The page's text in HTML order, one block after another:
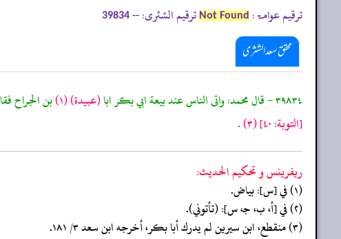
ترقیم عوامۃ: Not Found ترقیم الشثری: --
39834
محقق سعد الشثری
٣٩٨٣٤ - قال محمد: واتى الناس عند بيعة ابي بكر ابا (عبيدة)(١) بن الجراح
[التوبة: ٤٠]
(٣) .
ريفرينس و تحكيم الحدیث:
(١) في [س]: بياض.
(٢) في [أ، ب، جـ، س]: (تأتوني).
(٣) منقطع، ابن سيرين لم يدرك أبا بكر، أخرجه ابن سعد ٣/ ١٨١.